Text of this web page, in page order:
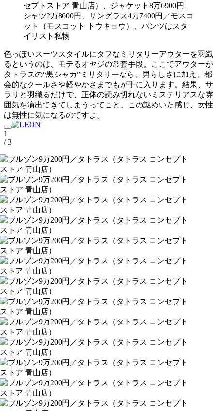
セプトストア 青山店）、ジャケット8万6900円、
シャツ2万8600円、サングラス4万7400円／モスコ
ット（モスコット トウキョウ）、パンツはスタ
イリスト私物
色っぽいスーツスタイルにタフなミリタリーアウターを羽織
るというのは、モテるオヤジの常套手段。ここでアウターが
タトラスの“黒シャカ”ミリタリーなら、男らしさに加え、都
会的なクールさや軽やかさまでもが手に入ります。結果、サ
ラリと羽織るだけで、正体の読み切れないミステリアスな雰
囲気を演出できてしまうってこと。この謎めいた感じ、女性
は無性に気になるのですよ。
1
/ 3